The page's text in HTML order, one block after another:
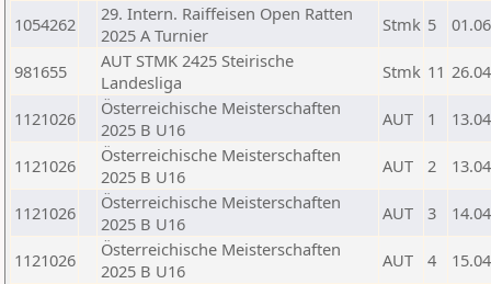
1054262
29. Intern. Raiffeisen Open Ratten
2025 A Turnier
Stmk 5
981655
AUT STMK 2425 Steirische
Landesliga
Stmk 11
1121026
Österreichische Meisterschaften
2025 B U16
AUT 1
1121026
Österreichische Meisterschaften
2025 B U16
AUT 2
1121026
Österreichische Meisterschaften
2025 B U16
AUT 3
1121026
Österreichische Meisterschaften
2025 B U16
AUT 4